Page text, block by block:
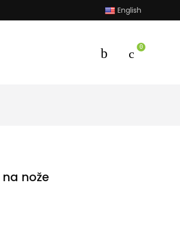
English
0
nože